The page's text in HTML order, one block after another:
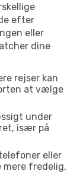
efter
eller
dine
rejser kan
at vælge
under
især på
eller
mere fredelig,